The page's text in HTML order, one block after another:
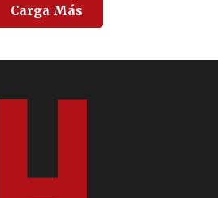
Carga Más